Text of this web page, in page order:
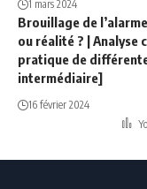
1 mars 2024
Brouillage de
ou réalité ? | Analyse
pratique de
intermédiaire]
16 février 2024